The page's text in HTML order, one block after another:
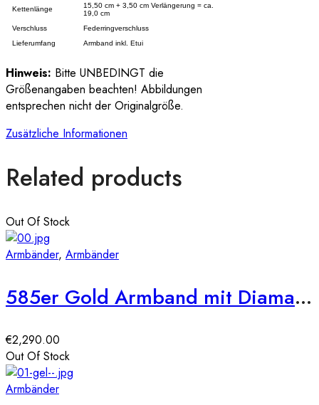
Kettenlänge
15,50 cm + 3,50 cm Verlängerung = ca.
19,0 cm
Verschluss
Federringverschluss
Lieferumfang
Armband inkl. Etui
Hinweis: Bitte UNBEDINGT die
Größenangaben beachten! Abbildungen
entsprechen nicht der Originalgröße.
Zusätzliche Informationen
Related products
Out Of Stock
Armbänder, Armbänder
585er Gold Armband mit Diamanten zus. 0,96ct.
€2,290.00
Out Of Stock
Armbänder